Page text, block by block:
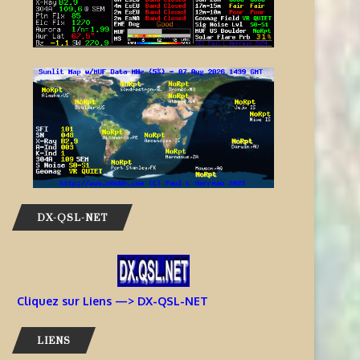
DX-QSL-NET
Cliquez sur Liens —> DX-QSL-NET
LIENS